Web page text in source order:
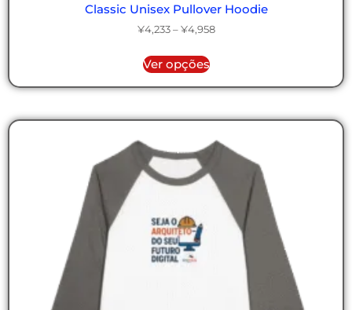
Classic Unisex Pullover Hoodie
¥4,233 – ¥4,958
Ver opções